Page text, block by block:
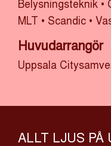
Belysningsteknik •
MLT • Scandic •
Huvudarrangör
Uppsala
ALLT LJUS PÅ